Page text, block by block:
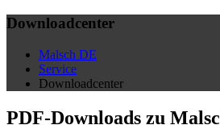
Downloadcenter
Malsch DE
Service
Downloadcenter
PDF-Downloads zu